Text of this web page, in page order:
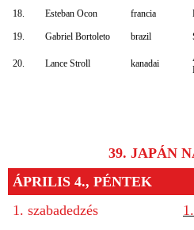
18. Esteban Ocon francia
19. Gabriel Bortoleto brazil
20. Lance Stroll kanadai
39. JAPÁN
ÁPRILIS 4., PÉNTEK
1. szabadedzés